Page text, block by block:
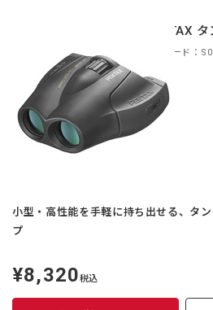
PENTAX
商品コード：
小型・高性能を手軽に持ち出せる、タ
プ
定
価
¥8,320税込